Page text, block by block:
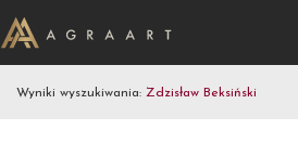
Wyniki wyszukiwania: Zdzisław Beksiński